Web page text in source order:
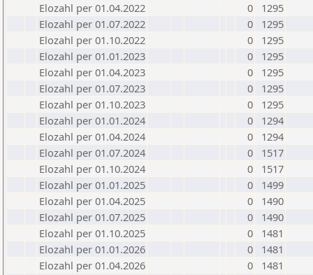
Elozahl per 01.04.2022
0
1295
Elozahl per 01.07.2022
0
1295
Elozahl per 01.10.2022
0
1295
Elozahl per 01.01.2023
0
1295
Elozahl per 01.04.2023
0
1295
Elozahl per 01.07.2023
0
1295
Elozahl per 01.10.2023
0
1295
Elozahl per 01.01.2024
0
1294
Elozahl per 01.04.2024
0
1294
Elozahl per 01.07.2024
0
1517
Elozahl per 01.10.2024
0
1517
Elozahl per 01.01.2025
0
1499
Elozahl per 01.04.2025
0
1490
Elozahl per 01.07.2025
0
1490
Elozahl per 01.10.2025
0
1481
Elozahl per 01.01.2026
0
1481
Elozahl per 01.04.2026
0
1481